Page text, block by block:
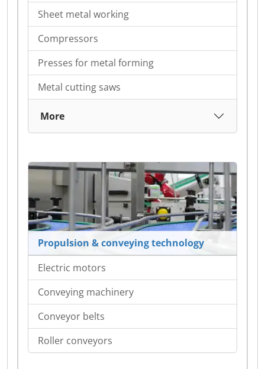
Sheet metal working
Compressors
Presses for metal forming
Metal cutting saws
More
Propulsion & conveying technology
Electric motors
Conveying machinery
Conveyor belts
Roller conveyors